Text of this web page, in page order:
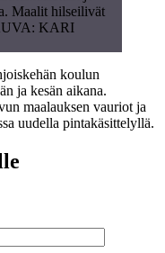
Maalit hilseilivät
KARI
koulun
ja kesän aikana.
maalauksen vauriot ja
uudella pintakäsittelyllä.